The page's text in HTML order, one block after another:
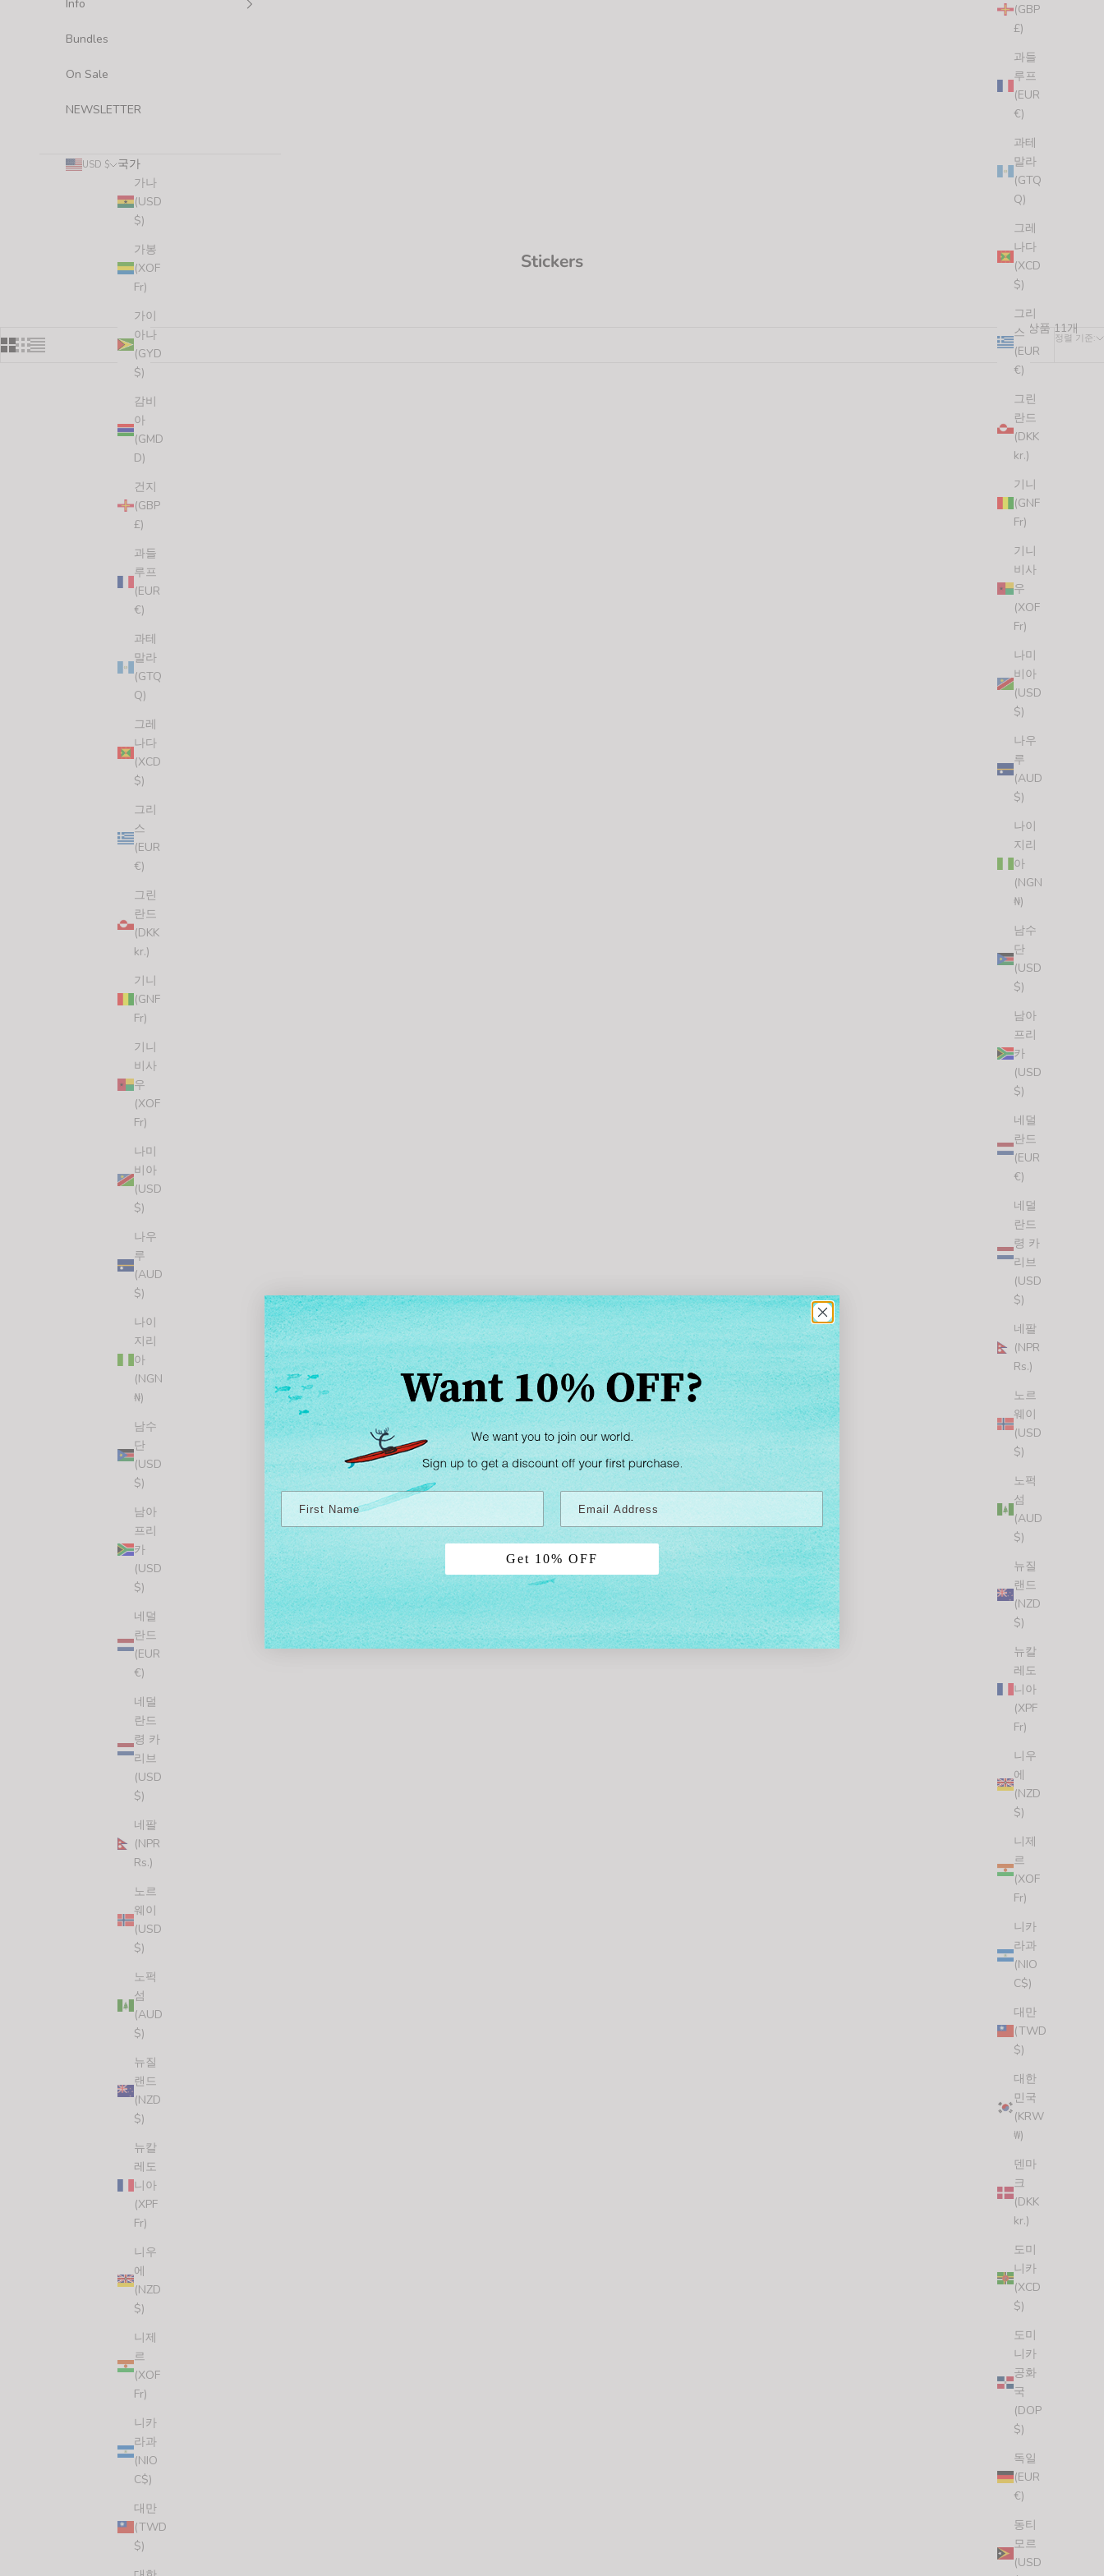
(GBP
£)
과들
루프
(EUR
€)
과테
말라
(GTQ
Q)
그레
나다
(XCD
$)
그리
스
(EUR
€)
그린
란드
(DKK
kr.)
기니
(GNF
Fr)
기니
비사
우
(XOF
Fr)
나미
비아
(USD
$)
나우
루
(AUD
$)
나이
지리
아
(NGN
₦)
남수
단
(USD
$)
남아
프리
카
(USD
$)
네덜
란드
(EUR
€)
네덜
란드
령 카
리브
(USD
$)
네팔
(NPR
Rs.)
노르
웨이
(USD
$)
노퍽
섬
(AUD
$)
뉴질
랜드
(NZD
$)
뉴칼
레도
니아
(XPF
Fr)
니우
에
(NZD
$)
니제
르
(XOF
Fr)
니카
라과
(NIO
C$)
대만
(TWD
$)
대한
민국
(KRW
₩)
덴마
크
(DKK
kr.)
도미
니카
(XCD
$)
도미
니카
공화
국
(DOP
$)
독일
(EUR
€)
동티
모르
(USD
Info
Bundles
On Sale
NEWSLETTER
USD $
국가
가나
(USD
$)
가봉
(XOF
Fr)
가이
아나
(GYD
$)
감비
아
(GMD
D)
건지
(GBP
£)
과들
루프
(EUR
€)
과테
말라
(GTQ
Q)
그레
나다
(XCD
$)
그리
스
(EUR
€)
그린
란드
(DKK
kr.)
기니
(GNF
Fr)
기니
비사
우
(XOF
Fr)
나미
비아
(USD
$)
나우
루
(AUD
$)
나이
지리
아
(NGN
₦)
남수
단
(USD
$)
남아
프리
카
(USD
$)
네덜
란드
(EUR
€)
네덜
란드
령 카
리브
(USD
$)
네팔
(NPR
Rs.)
노르
웨이
(USD
$)
노퍽
섬
(AUD
$)
뉴질
랜드
(NZD
$)
뉴칼
레도
니아
(XPF
Fr)
니우
에
(NZD
$)
니제
르
(XOF
Fr)
니카
라과
(NIO
C$)
대만
(TWD
$)
Stickers
정렬 기준:
상품 11개
SUPER STICKER BUNDLE (4 STICKERS)
할인 가격
$7.00 USD
SURFING MAKES YOU HAPPY STICKER (4 STICKERS)
HOME IS WHERE YOU PITCH IT STICKER (4 STICKERS)
SLOW DOWN STICKER (4 STICKERS)
할인 가격
$7.00 USD
(5.0)
BEAR COUNTRY STICKER (4 STICKERS)
OCEANS DAY STICKER (4 STICKERS)
LOVE THE BEACH STICKER (3 STICKERS)
SURFING UNICORN STICKER (3 STICKERS)
Get 10% OFF